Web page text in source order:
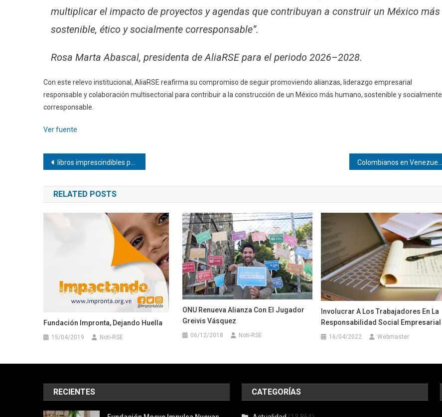
multiplicar el impacto de proyectos y agendas que contribuyan a construir un México más
sostenible, ético y socialmente corresponsable”.
Rosa Marta Abascal, presidenta de AliaRSE para el periodo 2026–2028.
Con este relevo institucional, AliaRSE reafirma su compromiso de seguir promoviendo alianzas, liderazgo empresarial
responsable y colaboración multisectorial para contribuir a la construcción de un México más humano, sostenible y socialmente
corresponsable.
Ver fuente
Navegación
de
entradas
libros imprescindibles para iniciarse en su obra
RELATED POSTS
Fundación Impronta, Dejando Huella
15/04/2019 Noti-RSE
ONU Renueva Alianza Con El Jugador
Greivis Vásquez
06/12/2018 Noti-RSE
Involucrar A Los Trabajadores En La
Responsabilidad Social Empresarial
16/04/2022 Webmaster
RECIENTES CATEGORÍAS